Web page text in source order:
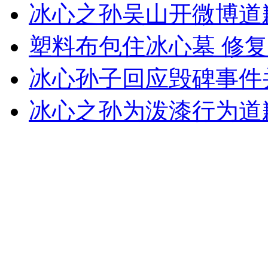
山西运城恶犬咬伤多人 警民合力深夜将其击毙
女孩北京地铁殴打老人 痛下狠手拳打脚踢
冰心之孙吴山开微博
塑料布包住冰心墓 修
冰心孙子回应毁碑事
冰心之孙为泼漆行为